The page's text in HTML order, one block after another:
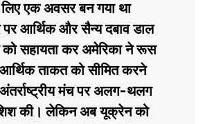
लिए एक अवसर बन गया था
आर्थिक और सैन्य दबाव डाल
सहायता कर अमेरिका ने रूस
ताकत को सीमित करने
मंच पर अलग-थलग
की। लेकिन अब यूक्रेन को